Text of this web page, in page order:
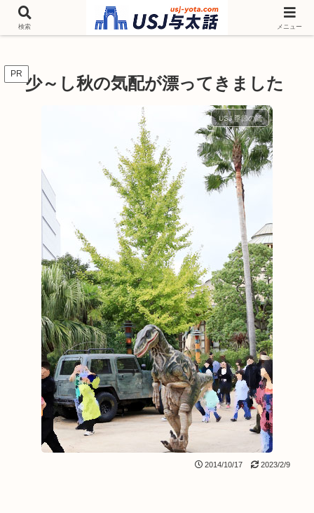
チケットやシーズンイベント ニンテンドーワールド アトラクションなどユニ
バを歩いて情報収集しています
PR 少～し秋の気配が漂ってきました
USJ 季節の話
2014/10/17 2023/2/9
検索 メニュー